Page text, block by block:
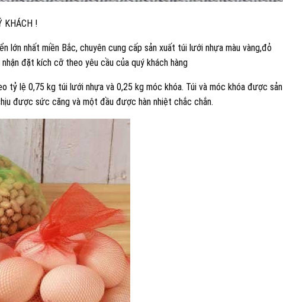
KHÁCH !
lớn nhất miền Bắc, chuyên cung cấp sản xuất túi lưới nhựa màu vàng,đỏ
đặt kích cỡ theo yêu cầu của quý khách hàng
tỷ lệ 0,75 kg túi lưới nhựa và 0,25 kg móc khóa. Túi và móc khóa được sản
được sức căng và một đầu được hàn nhiệt chắc chắn.